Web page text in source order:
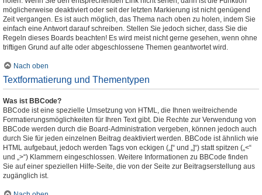
möglicherweise deaktiviert oder seit der letzten Markierung ist nicht genügend
Zeit vergangen. Es ist auch möglich, das Thema nach oben zu holen, indem Sie
einfach eine Antwort darauf schreiben. Stellen Sie jedoch sicher, dass Sie die
Regeln dieses Boards beachten! Es wird meist nicht gerne gesehen, wenn ohne
triftigen Grund auf alte oder abgeschlossene Themen geantwortet wird.
Nach oben
Textformatierung und Thementypen
Was ist BBCode?
BBCode ist eine spezielle Umsetzung von HTML, die Ihnen weitreichende
Formatierungsmöglichkeiten für Ihren Text gibt. Die Rechte zur Verwendung von
BBCode werden durch die Board-Administration vergeben, können jedoch auch
durch Sie für jeden einzelnen Beitrag deaktiviert werden. BBCode ist ähnlich wie
HTML aufgebaut, jedoch werden Tags von eckigen („[“ und „]“) statt spitzen („<“
und „>“) Klammern eingeschlossen. Weitere Informationen zu BBCode finden
Sie auf einer speziellen Hilfe-Seite, die von der Seite zur Beitragserstellung aus
zugänglich ist.